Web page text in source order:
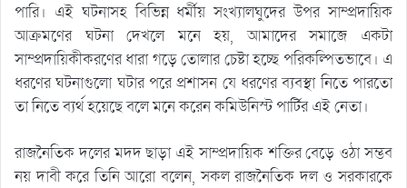
পারি। এই ঘটনাসহ বিভিন্ন ধর্মীয় সংখ্যালঘুদের উপর সাম্প্রদায়িক
আক্রমণের ঘটনা দেখলে মনে হয়, আমাদের সমাজে একটা
সাম্প্রদায়িকীকরণের ধারা গড়ে তোলার চেষ্টা হচ্ছে পরিকল্পিতভাবে। এ
ধরণের ঘটনাগুলো ঘটার পরে প্রশাসন যে ধরণের ব্যবস্থা নিতে পারতো
তা নিতে ব্যর্থ হয়েছে বলে মনে করেন কমিউনিস্ট পার্টির এই নেতা।
রাজনৈতিক দলের মদদ ছাড়া এই সাম্প্রদায়িক শক্তির বেড়ে ওঠা সম্ভব
নয় দাবী করে তিনি আরো বলেন, সকল রাজনৈতিক দল ও সরকারকে